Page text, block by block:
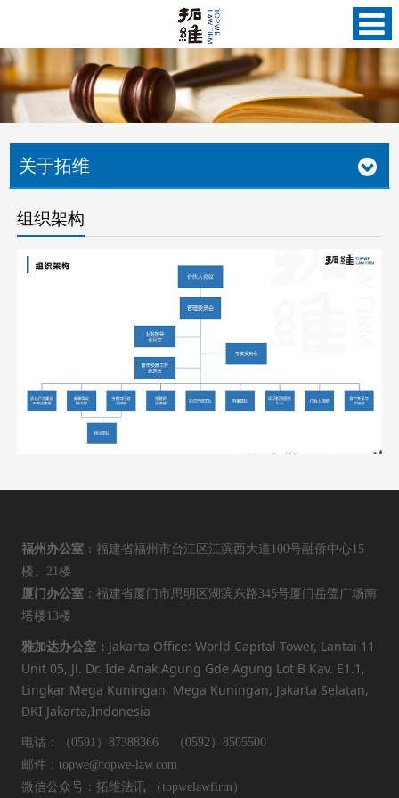
关于拓维
组织架构
福州办公室 ：福建省福州市台江区江滨西大道100号融侨中心15
楼、21楼
厦门办公室 ：福建省厦门市思明区湖滨东路345号厦门岳鹭广场南
塔楼13楼
雅加达办公室： Jakarta Office: World Capital Tower, Lantai 11
Unit 05, Jl. Dr. Ide Anak Agung Gde Agung Lot B Kav. E1.1,
Lingkar Mega Kuningan, Mega Kuningan, Jakarta Selatan,
DKI Jakarta,Indonesia
电话：（0591）87388366 （0592）8505500
邮件：topwe@topwe-law.com
微信公众号：拓维法讯 （topwelawfirm）